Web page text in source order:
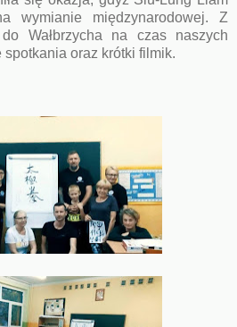
wymianie międzynarodowej. Z
Wałbrzycha na czas naszych
oraz krótki filmik.